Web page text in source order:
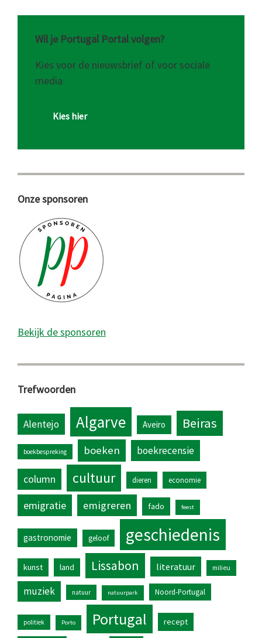
Wil je Portugal Portal volgen?
Kies voor de nieuwsbrief of voor sociale
media
Kies hier
Onze sponsoren
Bekijk de sponsoren
Trefwoorden
Alentejo Algarve Aveiro Beiras
boekbespreking boeken boekrecensie
column cultuur dieren economie
emigratie emigreren fado feest
gastronomie geloof geschiedenis
kunst land Lissabon literatuur milieu
muziek natuur natuurpark Noord-Portugal
politiek Porto Portugal recept